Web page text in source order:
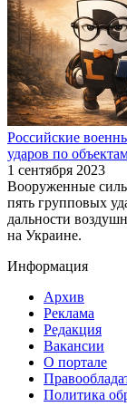
Российские
ударов по
1 сентября 2023
Вооруженные силы
пять групповых
дальности
на Украине.
Информация
Архив
Реклама
Редакция
Вакансии
О портале
Политика